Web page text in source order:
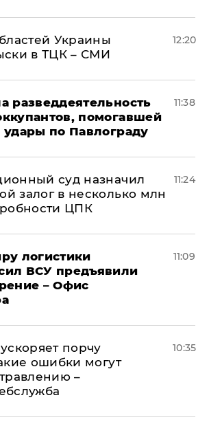
Украины
в ТЦК – СМИ
12:20
разведдеятельность
помогавшей
удары по Павлограду
11:38
суд назначил
залог в несколько млн
ЦПК
11:24
логистики
ВСУ предъявили
– Офис
11:09
порчу
ошибки могут
–
10:35